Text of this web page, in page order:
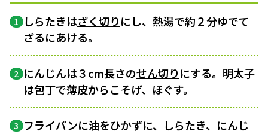
1 しらたきはざく切りにし、熱湯で約２分ゆでて
ざるにあける。
2 にんじんは３cm長さのせん切りにする。明太子
は包丁で薄皮からこそげ、ほぐす。
3 フライパンに油をひかずに、しらたき、にんじ